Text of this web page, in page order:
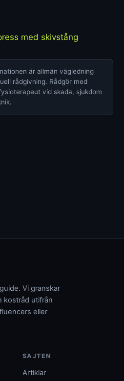
med skivstång
är allmän vägledning
rådgivning. Rådgör med
vid skada, sjukdom
Vi granskar
kostråd utifrån
eller
SAJTEN
Artiklar